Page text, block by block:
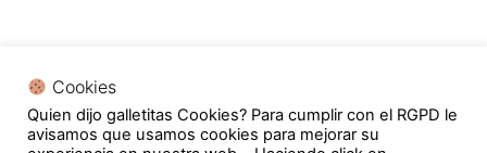
En calidad de Afiliado de Amazon, obtengo ingresos
por las compras adscritas que cumplen los requisitos
Cookies
Quien dijo galletitas Cookies? Para cumplir con el RGPD le
avisamos que usamos cookies para mejorar su